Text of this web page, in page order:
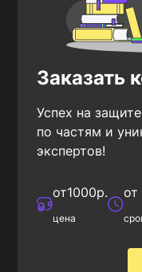
Заказать
Успех на
по частям и
экспертов!
от1000р.
цена
от